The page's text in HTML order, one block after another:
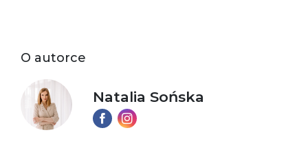
O autorce
Natalia Sońska